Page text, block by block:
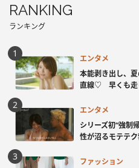
RANKING
ランキング
エンタメ
本能剥き出し、
直線♡ 早くも走
エンタメ
シリーズ初“強制
性が沼るモテテ
ファッション